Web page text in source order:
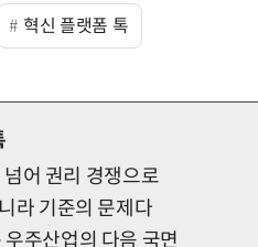
혁신 플랫폼 톡
어 권리 경쟁으로
라 기준의 문제다
주산업의 다음 국면